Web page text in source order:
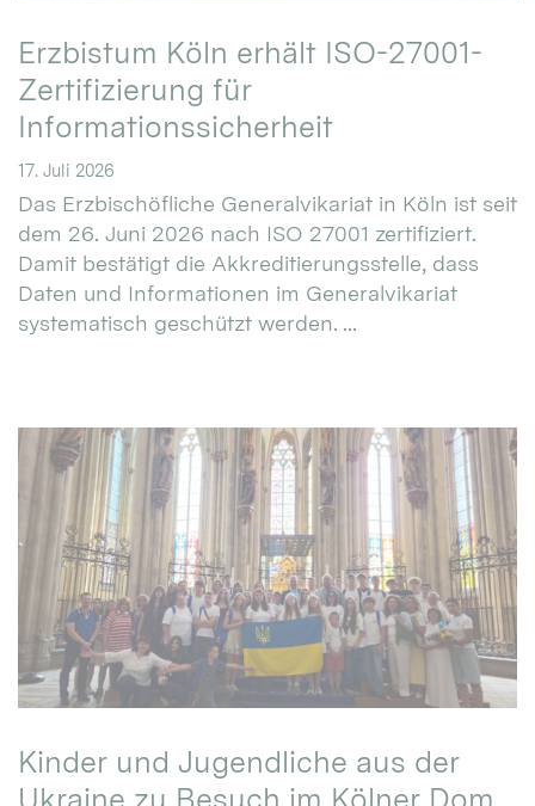
Erzbistum Köln erhält ISO-27001-
Zertifizierung für
Informationssicherheit
17. Juli 2026
Das Erzbischöfliche Generalvikariat in Köln ist seit
dem 26. Juni 2026 nach ISO 27001 zertifiziert.
Damit bestätigt die Akkreditierungsstelle, dass
Daten und Informationen im Generalvikariat
systematisch geschützt werden. ...
Kinder und Jugendliche aus der